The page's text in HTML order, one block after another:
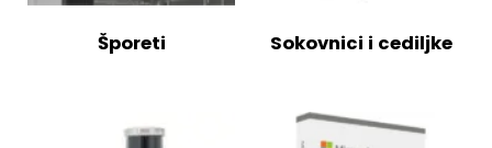
Šporeti Sokovnici i cediljke